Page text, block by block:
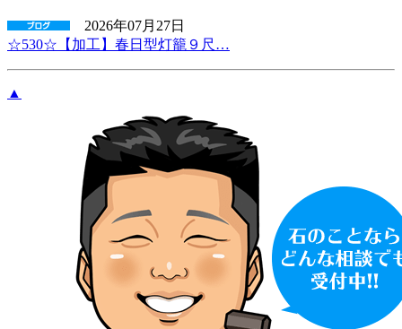
2026年07月27日
☆530☆【加工】春日型灯籠９尺…
▲